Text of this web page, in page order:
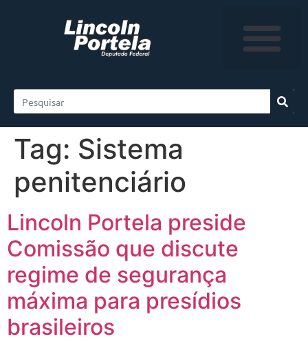
Tag: Sistema
penitenciário
Lincoln Portela preside
Comissão que discute
regime de segurança
máxima para presídios
brasileiros